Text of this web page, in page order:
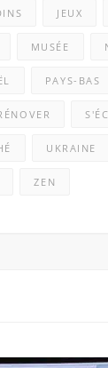
JEUX
MUSÉE
PAYS-BAS
UKRAINE
ZEN